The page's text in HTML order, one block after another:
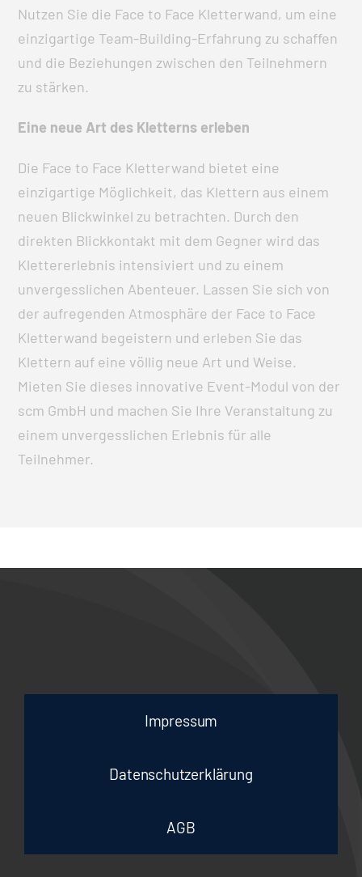
Nutzen Sie die Face to Face Kletterwand, um eine
einzigartige Team-Building-Erfahrung zu schaffen
und die Beziehungen zwischen den Teilnehmern
zu stärken.
Eine neue Art des Kletterns erleben
Die Face to Face Kletterwand bietet eine
einzigartige Möglichkeit, das Klettern aus einem
neuen Blickwinkel zu betrachten. Durch den
direkten Blickkontakt mit dem Gegner wird das
Klettererlebnis intensiviert und zu einem
unvergesslichen Abenteuer. Lassen Sie sich von
der aufregenden Atmosphäre der Face to Face
Kletterwand begeistern und erleben Sie das
Klettern auf eine völlig neue Art und Weise.
Mieten Sie dieses innovative Event-Modul von der
scm GmbH und machen Sie Ihre Veranstaltung zu
einem unvergesslichen Erlebnis für alle
Teilnehmer.
Impressum
Datenschutzerklärung
AGB